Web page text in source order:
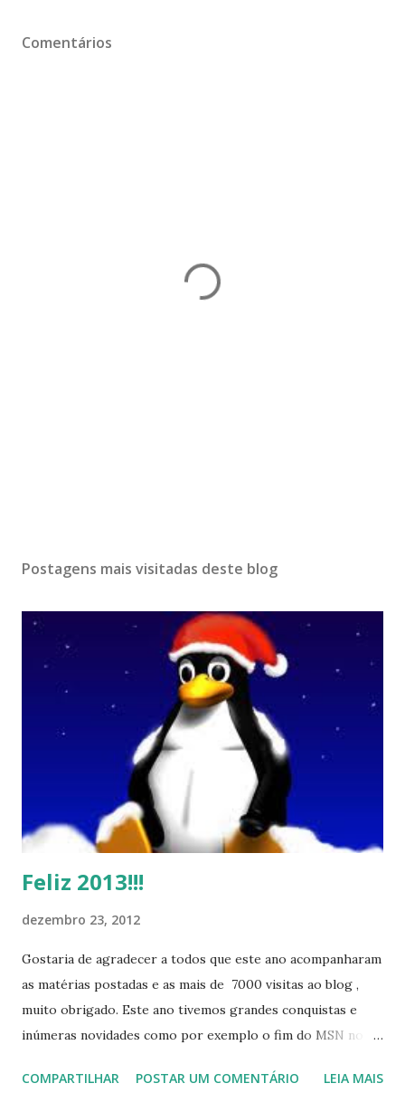
Comentários
Postagens mais visitadas deste blog
Feliz 2013!!!
dezembro 23, 2012
Gostaria de agradecer a todos que este ano acompanharam
as matérias postadas e as mais de 7000 visitas ao blog ,
muito obrigado. Este ano tivemos grandes conquistas e
inúmeras novidades como por exemplo o fim do MSN no
do Kaiana que será lançada em 2013, distro nacional , a
COMPARTILHAR POSTAR UM COMENTÁRIO LEIA MAIS